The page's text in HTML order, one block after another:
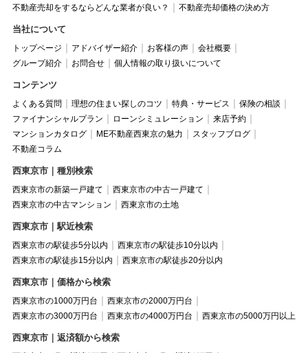
不動産売却をするならどんな業者が良い？
不動産売却価格の決め方
当社について
トップページ アドバイザー紹介 お客様の声
会社概要
グループ紹介
お問合せ 個人情報の取り扱いについて
コンテンツ
よくある質問 理想の住まい探しのコツ 特典・サービス
保険の相談
ファイナンシャルプラン
ローンシミュレーション
来店予約
マンションカタログ
ME不動産西東京の魅力
スタッフブログ
不動産コラム
西東京市｜種別検索
西東京市の新築一戸建て
西東京市の中古一戸建て
西東京市の中古マンション
西東京市の土地
西東京市｜駅近検索
西東京市の駅徒歩5分以内
西東京市の駅徒歩10分以内
西東京市の駅徒歩15分以内
西東京市の駅徒歩20分以内
西東京市｜価格から検索
西東京市の1000万円台
西東京市の2000万円台
西東京市の3000万円台
西東京市の4000万円台 西東京市の5000万円以上
西東京市｜返済額から検索